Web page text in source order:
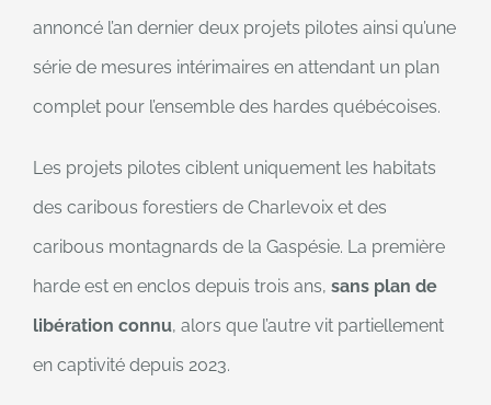
annoncé l’an dernier deux projets pilotes ainsi qu’une
série de mesures intérimaires en attendant un plan
complet pour l’ensemble des hardes québécoises.
Les projets pilotes ciblent uniquement les habitats
des caribous forestiers de Charlevoix et des
caribous montagnards de la Gaspésie. La première
harde est en enclos depuis trois ans, sans plan de
libération connu, alors que l’autre vit partiellement
en captivité depuis 2023.